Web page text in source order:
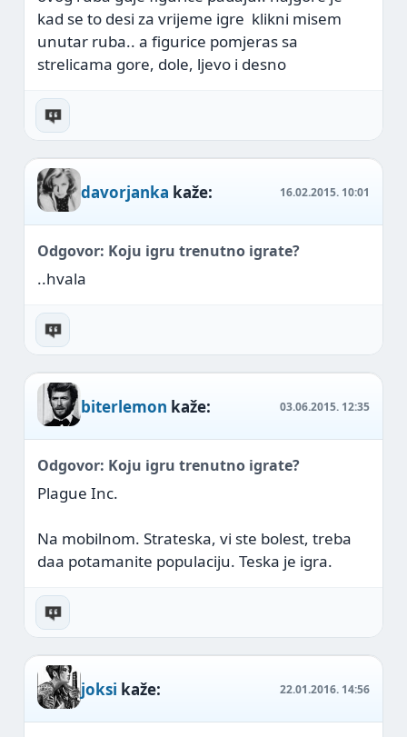
kad se to desi za vrijeme igre klikni misem
unutar ruba.. a figurice pomjeras sa
strelicama gore, dole, ljevo i desno
davorjanka kaže: 16.02.2015. 10:01
Odgovor: Koju igru trenutno igrate?
..hvala
biterlemon kaže: 03.06.2015. 12:35
Odgovor: Koju igru trenutno igrate?
Plague Inc.
Na mobilnom. Strateska, vi ste bolest, treba
daa potamanite populaciju. Teska je igra.
joksi kaže: 22.01.2016. 14:56